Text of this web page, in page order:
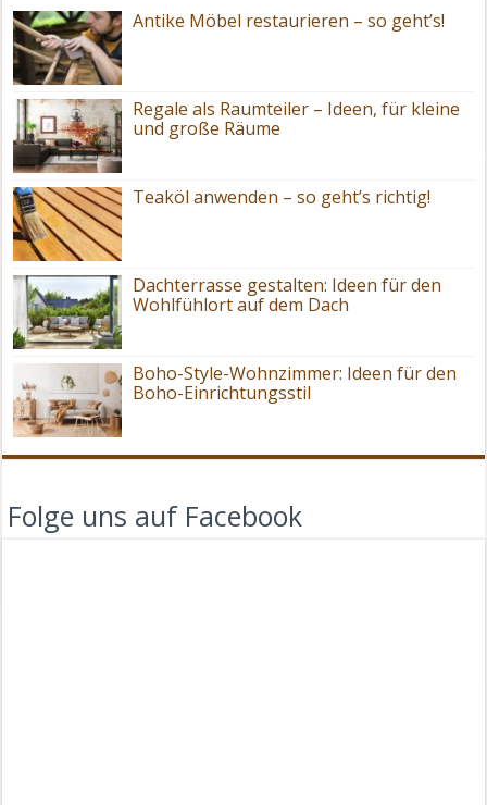
Antike Möbel restaurieren – so geht’s!
Regale als Raumteiler – Ideen, für kleine
und große Räume
Teaköl anwenden – so geht’s richtig!
Dachterrasse gestalten: Ideen für den
Wohlfühlort auf dem Dach
Boho-Style-Wohnzimmer: Ideen für den
Boho-Einrichtungsstil
Folge uns auf Facebook